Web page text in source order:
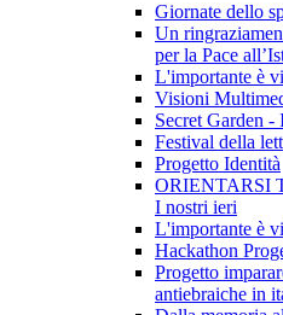
Giornate dello
Un
per la Pace
L'importante è
Visioni
Secret Garden
Festival della
Progetto Identità
ORIENTARSI
I nostri ieri
L'importante è
Hackathon
Progetto
antiebraiche in